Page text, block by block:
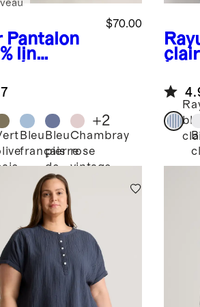
Pantalon
lin
$70.00
Bleu
français
Bleu
pierre
de
lune
Chambray
rose
vintage
+2
clair
bleu